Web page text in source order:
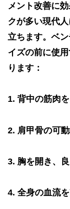
メント改善に
クが多い現代
立ちます。ベ
イズの前に使
ります：
1. 背中の筋肉
2. 肩甲骨の可
3. 胸を開き、
4. 全身の血流